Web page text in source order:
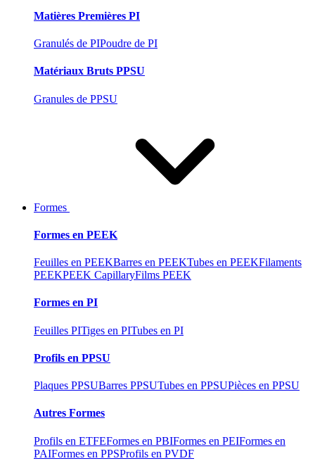
Matières Premières PI
Granulés de PIPoudre de PI
Matériaux Bruts PPSU
Granules de PPSU
Formes
Formes en PEEK
Feuilles en PEEKBarres en PEEKTubes en PEEKFilaments
PEEKPEEK CapillaryFilms PEEK
Formes en PI
Feuilles PITiges en PITubes en PI
Profils en PPSU
Plaques PPSUBarres PPSUTubes en PPSUPièces en PPSU
Autres Formes
Profils en ETFEFormes en PBIFormes en PEIFormes en
PAIFormes en PPSProfils en PVDF